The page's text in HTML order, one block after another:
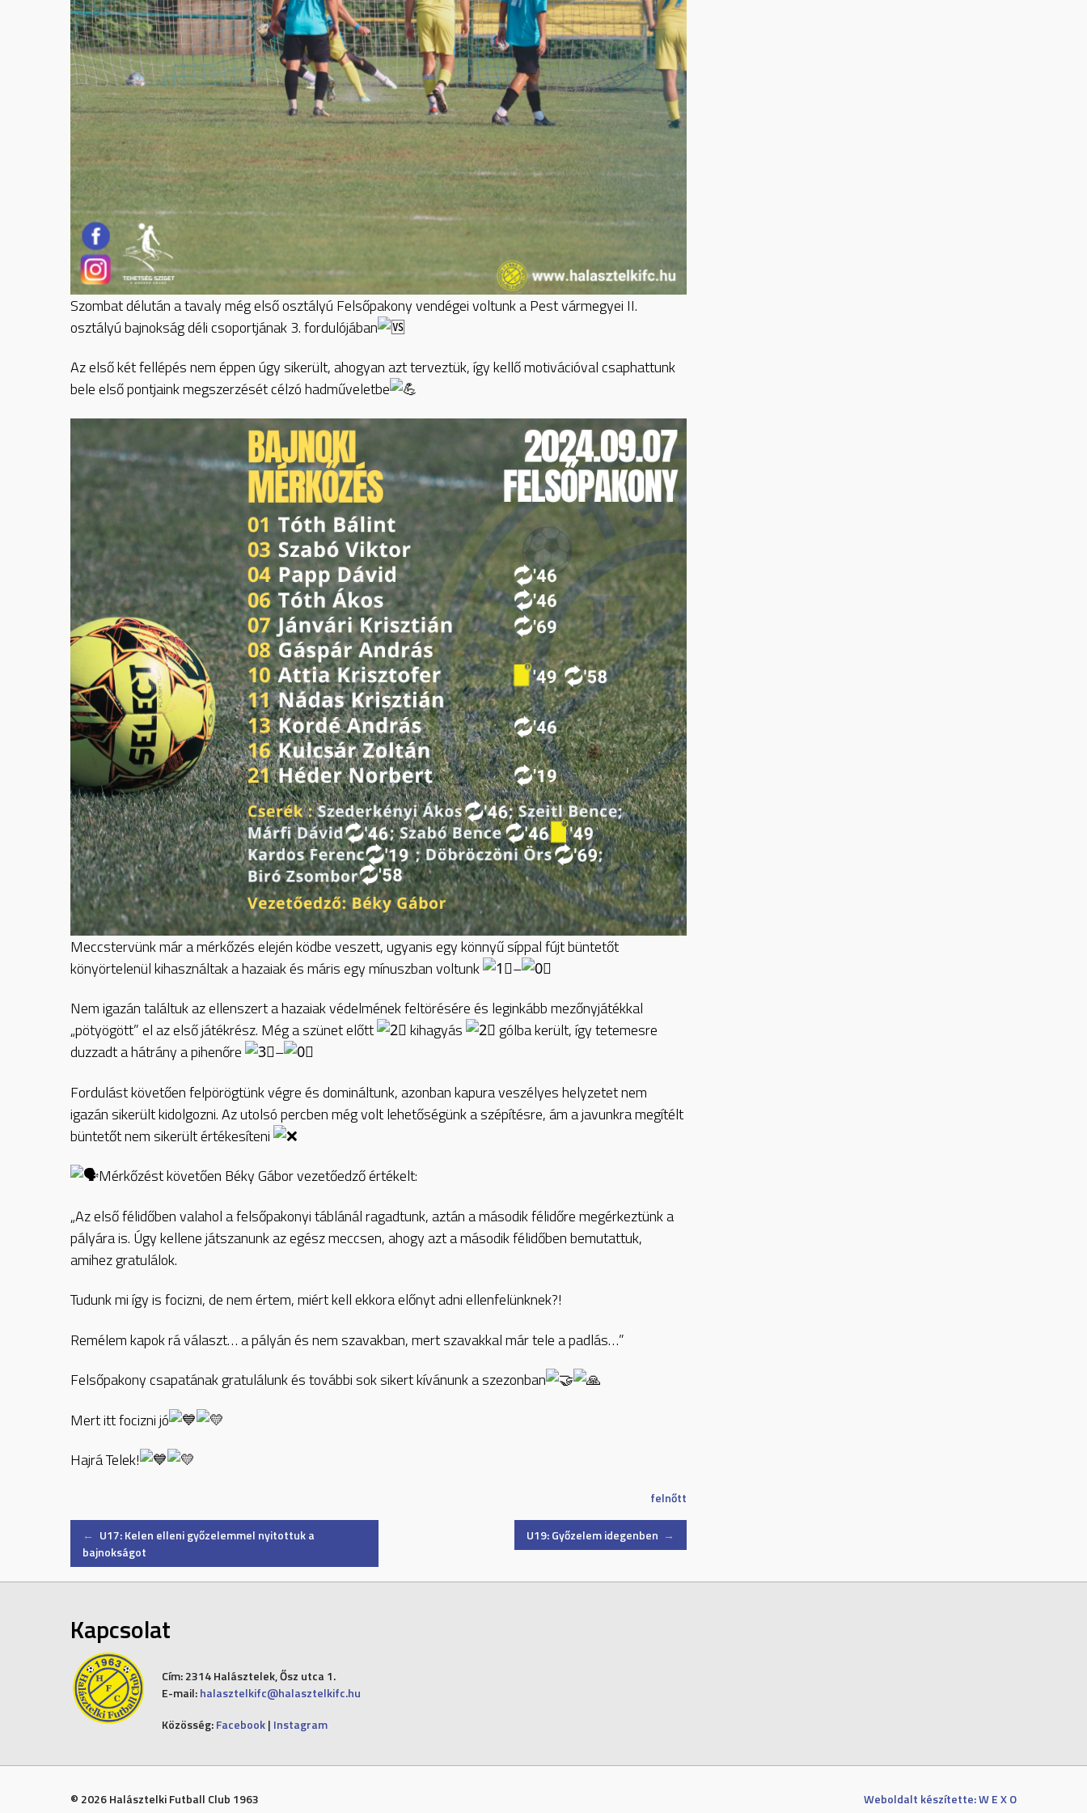
Szombat délután a tavaly még első osztályú Felsőpakony vendégei voltunk a Pest vármegyei II.
osztályú bajnokság déli csoportjának 3. fordulójában
Az első két fellépés nem éppen úgy sikerült, ahogyan azt terveztük, így kellő motivációval csaphattunk
bele első pontjaink megszerzését célzó hadműveletbe
Meccstervünk már a mérkőzés elején ködbe veszett, ugyanis egy könnyű síppal fújt büntetőt
könyörtelenül kihasználtak a hazaiak és máris egy mínuszban voltunk
–
Nem igazán találtuk az ellenszert a hazaiak védelmének feltörésére és leginkább mezőnyjátékkal
„pötyögött” el az első játékrész. Még a szünet előtt
kihagyás
gólba került, így tetemesre
duzzadt a hátrány a pihenőre
–
Fordulást követően felpörögtünk végre és domináltunk, azonban kapura veszélyes helyzetet nem
igazán sikerült kidolgozni. Az utolsó percben még volt lehetőségünk a szépítésre, ám a javunkra megítélt
büntetőt nem sikerült értékesíteni
Mérkőzést követően Béky Gábor vezetőedző értékelt:
„Az első félidőben valahol a felsőpakonyi táblánál ragadtunk, aztán a második félidőre megérkeztünk a
pályára is. Úgy kellene játszanunk az egész meccsen, ahogy azt a második félidőben bemutattuk,
amihez gratulálok.
Tudunk mi így is focizni, de nem értem, miért kell ekkora előnyt adni ellenfelünknek?!
Remélem kapok rá választ… a pályán és nem szavakban, mert szavakkal már tele a padlás…”
Felsőpakony csapatának gratulálunk és további sok sikert kívánunk a szezonban
Mert itt focizni jó
Hajrá Telek!
felnőtt
Post
navigation
← U17: Kelen elleni győzelemmel nyitottuk a
bajnokságot
U19: Győzelem idegenben →
Kapcsolat
Cím:2314 Halásztelek, Ősz utca 1.
E-mail: halasztelkifc@halasztelkifc.hu
Közösség: Facebook| Instagram
© 2026 Halásztelki Futball Club 1963 Weboldalt készítette: W E X O